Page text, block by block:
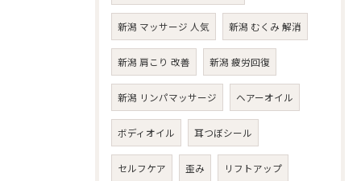
新潟 マッサージ 人気 新潟 むくみ 解消
新潟 肩こり 改善 新潟 疲労回復
新潟 リンパマッサージ ヘアーオイル
ボディオイル 耳つぼシール
セルフケア 歪み リフトアップ